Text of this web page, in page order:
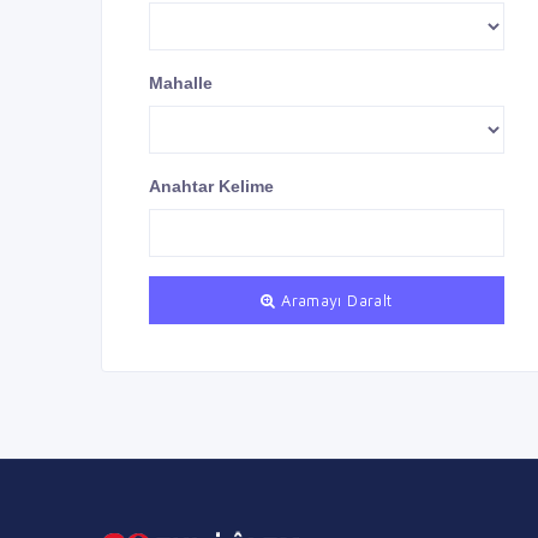
Mahalle
Anahtar Kelime
Aramayı Daralt